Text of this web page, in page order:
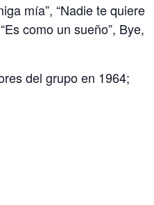
mía”, “Nadie te quiere
como un sueño”, Bye,
del grupo en 1964;